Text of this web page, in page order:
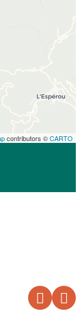
contributors ©CARTO